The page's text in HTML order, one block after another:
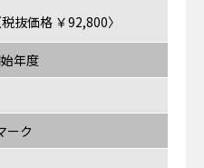
税抜価格 ￥92,800〉
年度
ーク